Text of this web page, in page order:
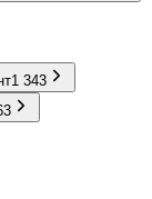
1 343